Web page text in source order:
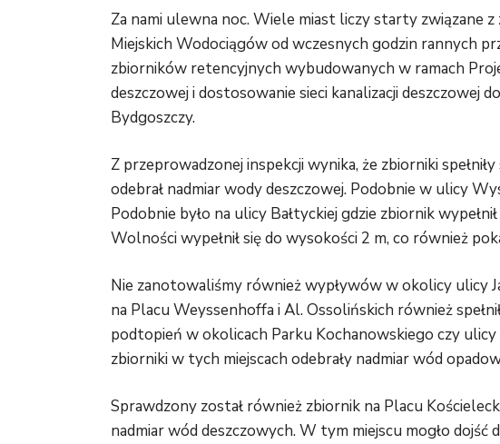
Za nami ulewna noc. Wiele miast liczy starty związane
Miejskich Wodociągów od wczesnych godzin rannych
zbiorników retencyjnych wybudowanych w ramach
deszczowej i dostosowanie sieci kanalizacji deszczowej
Bydgoszczy.
Z przeprowadzonej inspekcji wynika, że zbiorniki
odebrał nadmiar wody deszczowej. Podobnie w ulicy
Podobnie było na ulicy Bałtyckiej gdzie zbiornik
Wolności wypełnił się do wysokości 2 m, co również
Nie zanotowaliśmy również wypływów w okolicy ulicy
na Placu Weyssenhoffa i Al. Ossolińskich również
podtopień w okolicach Parku Kochanowskiego czy
zbiorniki w tych miejscach odebrały nadmiar wód
Sprawdzony został również zbiornik na Placu
nadmiar wód deszczowych. W tym miejscu mogło dojść